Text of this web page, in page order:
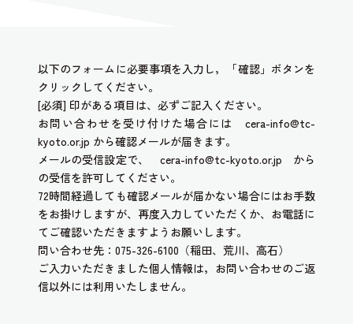
以下のフォームに必要事項を入力し，「確認」ボタンを
クリックしてください。
[必須] 印がある項目は、必ずご記入ください。
お問い合わせを受け付けた場合には cera-info@tc-
kyoto.or.jp から確認メールが届きます。
メールの受信設定で、 cera-info@tc-kyoto.or.jp から
の受信を許可してください。
72時間経過しても確認メールが届かない場合にはお手数
をお掛けしますが、再度入力していただくか、お電話に
てご確認いただきますようお願いします。
問い合わせ先：075-326-6100（稲田、荒川、高石）
ご入力いただきました個人情報は，お問い合わせのご返
信以外には利用いたしません。